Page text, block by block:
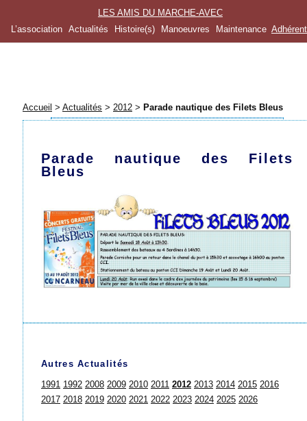
LES AMIS DU MARCHE-AVEC
L’association
Actualités Histoire(s) Manoeuvres Maintenance
Accueil > Actualités > 2012 > Parade nautique des Filets Bleus
Parade nautique des Filets
Bleus
Autres Actualités
1991 1992 2008 2009 2010 2011 2012 2013 2014 2015 2016
2017 2018 2019 2020 2021 2022 2023 2024 2025 2026